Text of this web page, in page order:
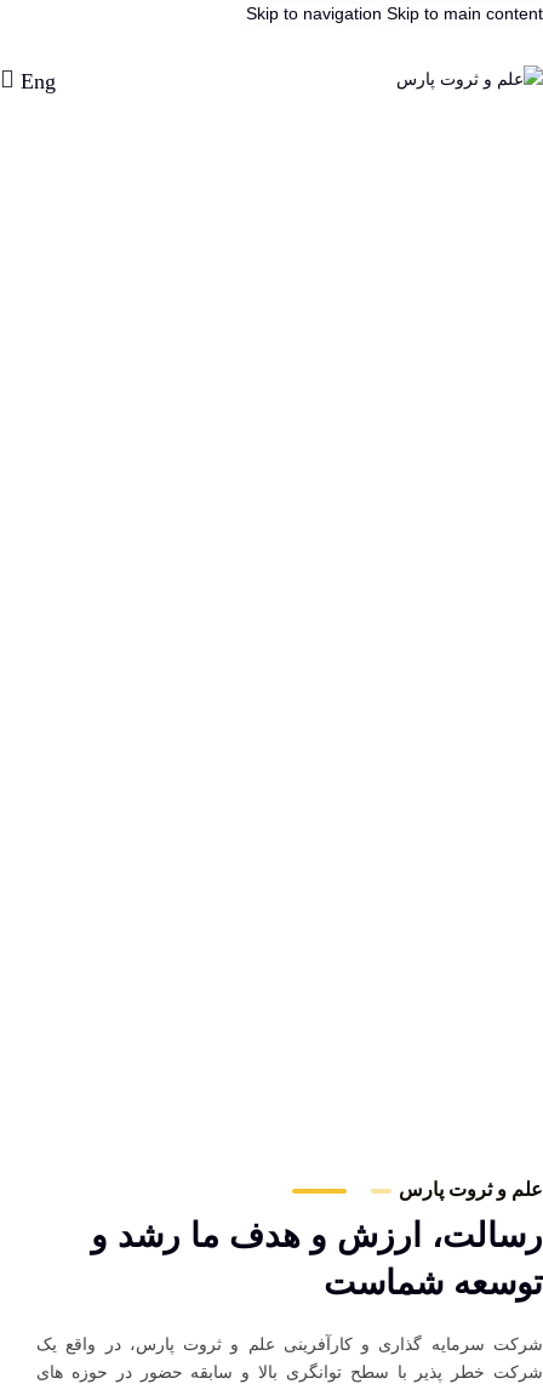
Skip to navigation Skip to main content
Eng
علم و ثروت پارس
رسالت، ارزش و هدف ما رشد و
توسعه شماست
شرکت سرمایه گذاری و کارآفرینی علم و ثروت پارس، در واقع یک
شرکت خطر پذیر با سطح توانگری بالا و سابقه حضور در حوزه های